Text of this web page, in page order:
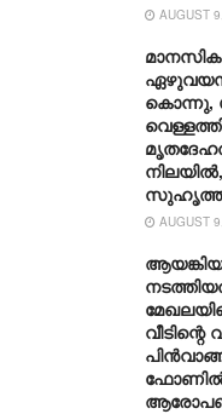
AUGUST
കൊന്നു,
AUGUST
ഫോണിൽ